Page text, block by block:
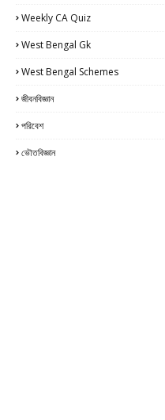
Weekly CA Quiz
West Bengal Gk
West Bengal Schemes
জীবনবিজ্ঞান
পরিবেশ
ভৌতবিজ্ঞান